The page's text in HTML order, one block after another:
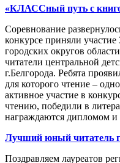
«КЛАССный путь с
Соревнование
конкурсе приняли участие
городских округов
читатели центральной
г.Белгорода. Ребята
для которого чтение –
активное участие в
чтению, победили в
награждаются дипломом и
Лучший юный читатель
Поздравляем лауреатов